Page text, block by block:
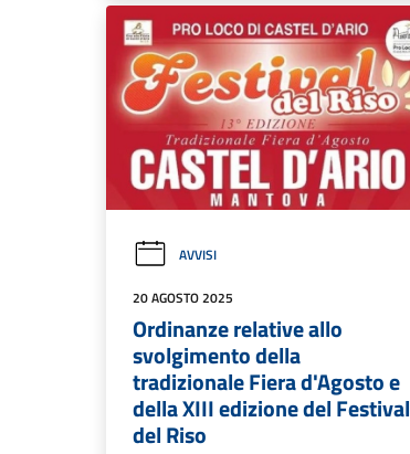
AVVISI
20 AGOSTO 2025
Ordinanze relative allo
svolgimento della
tradizionale Fiera d'Agosto e
della XIII edizione del Festival
del Riso